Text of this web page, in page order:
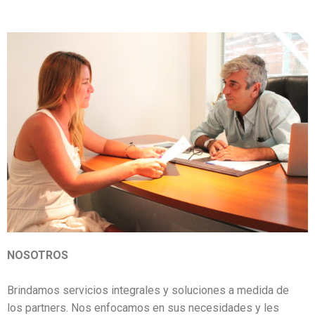
NOSOTROS
Brindamos servicios integrales y soluciones a medida de
los partners. Nos enfocamos en sus necesidades y les